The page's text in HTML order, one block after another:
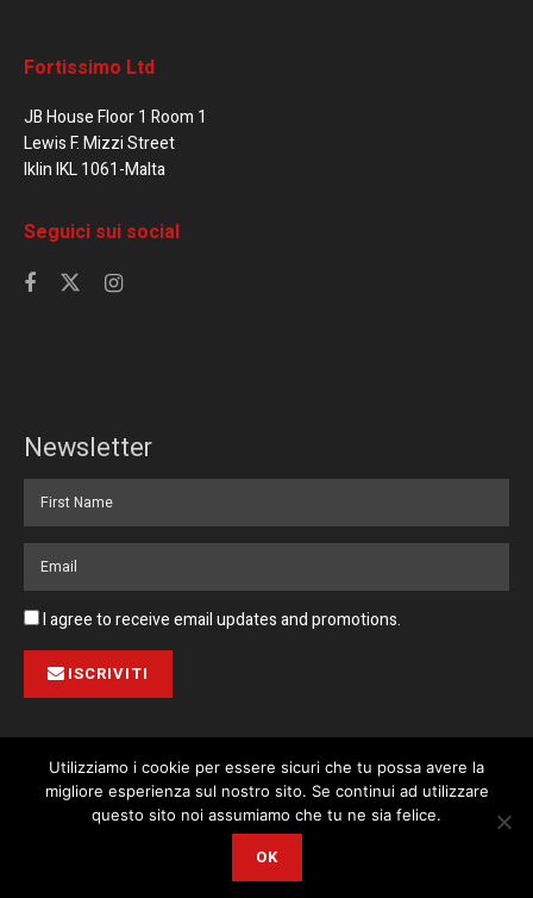
Fortissimo Ltd
JB House Floor 1 Room 1
Lewis F. Mizzi Street
Iklin IKL 1061-Malta
Seguici sui social
Newsletter
I agree to receive email updates and promotions.
ISCRIVITI
Pubblicità Collabora con noi Contatto Privacy Policy
© 2023 Corriere di Malta / Fortissimo Ltd
This website uses cookies. By continuing to use this website you are
Utilizziamo i cookie per essere sicuri che tu possa avere la
migliore esperienza sul nostro sito. Se continui ad utilizzare
questo sito noi assumiamo che tu ne sia felice.
OK